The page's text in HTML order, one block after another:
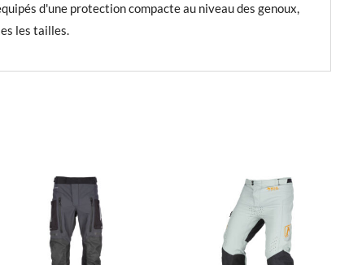
d'une protection compacte au niveau des genoux,
les tailles.